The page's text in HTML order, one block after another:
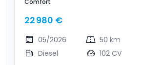
Comfort
22 980 €
05/2026
50 km
Diesel
102 CV